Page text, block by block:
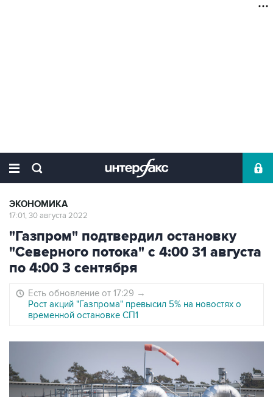
ЭКОНОМИКА
17:01, 30 августа 2022
"Газпром" подтвердил остановку
"Северного потока" с 4:00 31 августа
по 4:00 3 сентября
Есть обновление от 17:29 →
Рост акций "Газпрома" превысил 5% на новостях о
временной остановке СП1